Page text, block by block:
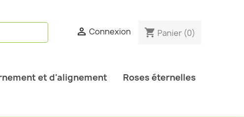
 Connexion shopping_cart Panier (0)
et d'alignement Roses éternelles